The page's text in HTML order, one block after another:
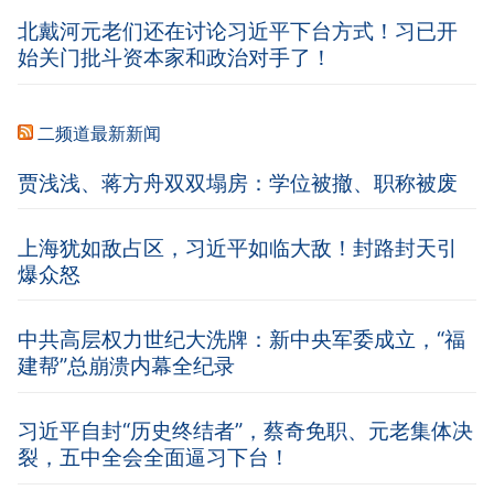
北戴河元老们还在讨论习近平下台方式！习已开
始关门批斗资本家和政治对手了！
二频道最新新闻
贾浅浅、蒋方舟双双塌房：学位被撤、职称被废
上海犹如敌占区，习近平如临大敌！封路封天引
爆众怒
中共高层权力世纪大洗牌：新中央军委成立，“福
建帮”总崩溃内幕全纪录
习近平自封“历史终结者”，蔡奇免职、元老集体决
裂，五中全会全面逼习下台！